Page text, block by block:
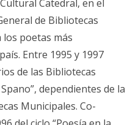
Catedral, en el
de Bibliotecas
los poetas más
Entre 1995 y 1997
de las Bibliotecas
dependientes de la
Municipales. Co-